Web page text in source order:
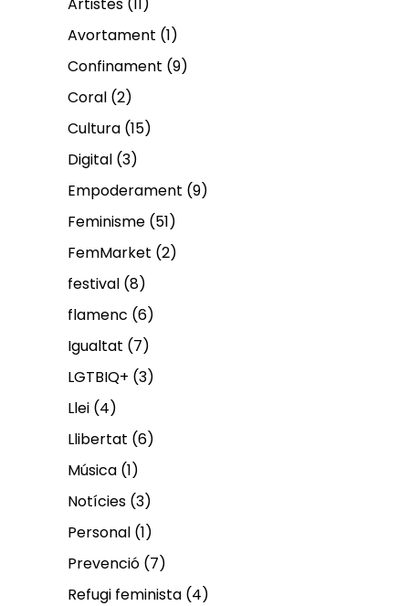
Avortament (1)
Confinament (9)
Coral (2)
Cultura (15)
Digital (3)
Empoderament (9)
Feminisme (51)
FemMarket (2)
festival (8)
flamenc (6)
Igualtat (7)
LGTBIQ+ (3)
Llei (4)
Llibertat (6)
Música (1)
Notícies (3)
Personal (1)
Prevenció (7)
Refugi feminista (4)